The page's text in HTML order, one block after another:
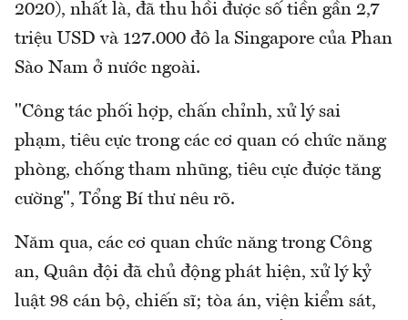
2020), nhất là, đã thu hồi được số tiền gần 2,7
triệu USD và 127.000 đô la Singapore của Phan
Sào Nam ở nước ngoài.
"Công tác phối hợp, chấn chỉnh, xử lý sai
phạm, tiêu cực trong các cơ quan có chức năng
phòng, chống tham nhũng, tiêu cực được tăng
cường", Tổng Bí thư nêu rõ.
Năm qua, các cơ quan chức năng trong Công
an, Quân đội đã chủ động phát hiện, xử lý kỷ
luật 98 cán bộ, chiến sĩ; tòa án, viện kiểm sát,